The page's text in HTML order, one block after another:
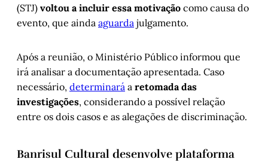
(STJ) voltou a incluir essa motivação como causa do
evento, que ainda aguarda julgamento.
Após a reunião, o Ministério Público informou que
irá analisar a documentação apresentada. Caso
necessário, determinará a retomada das
investigações, considerando a possível relação
entre os dois casos e as alegações de discriminação.
Banrisul Cultural desenvolve plataforma